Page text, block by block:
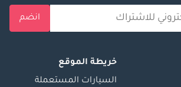
انضم
خريطة الموقع
السيارات المستعملة